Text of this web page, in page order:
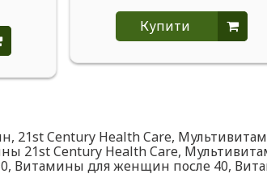
Купити
, 21st Century Health Care,
21st Century Health Care,
, Витамины для женщин после 40,